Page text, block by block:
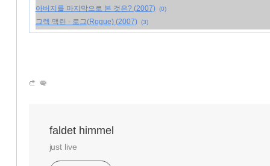
아버지를 마지막으로 본 것은? (2007) (0)
그렉 맥린 - 로그(Rogue) (2007) (3)
faldet himmel
just live